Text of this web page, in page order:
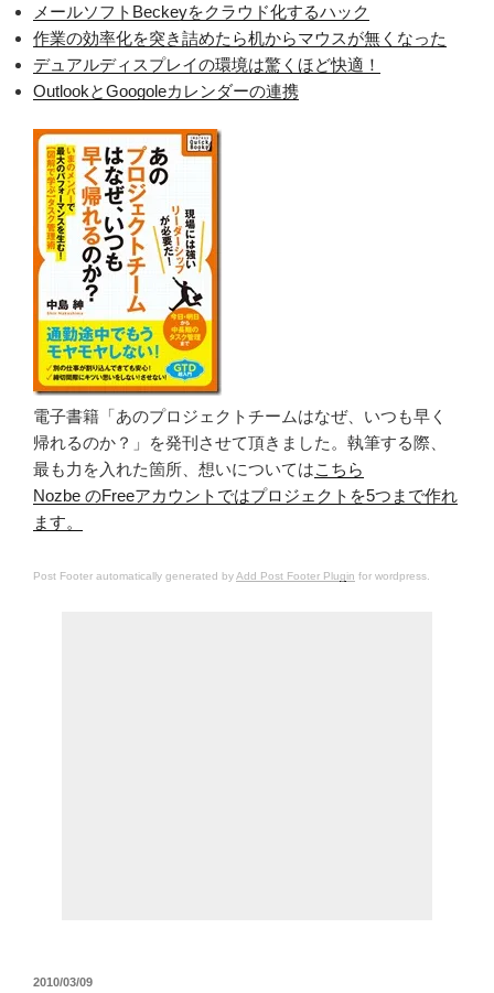
メールソフトBeckeyをクラウド化するハック
作業の効率化を突き詰めたら机からマウスが無くなった
デュアルディスプレイの環境は驚くほど快適！
OutlookとGoogoleカレンダーの連携
電子書籍「あのプロジェクトチームはなぜ、いつも早く
帰れるのか？」を発刊させて頂きました。執筆する際、
最も力を入れた箇所、想いについてはこちら
Nozbe のFreeアカウントではプロジェクトを5つまで作れ
ます。
Post Footer automatically generated byAdd Post Footer Plugin for wordpress.
投
2010/03/09